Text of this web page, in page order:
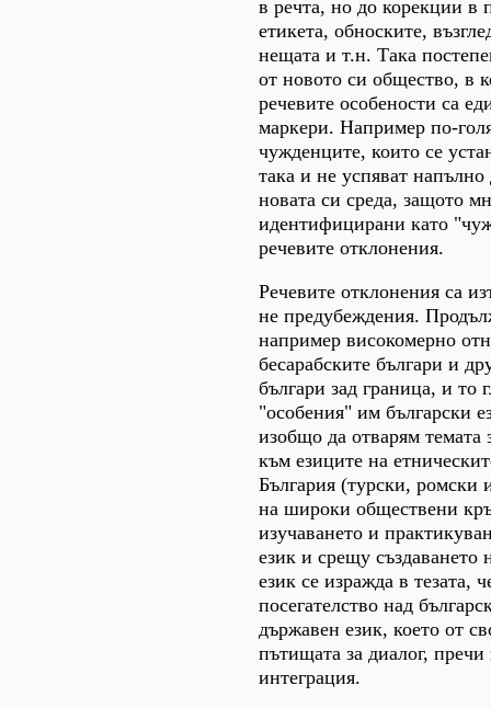
в речта, но до корекции в
етикета, обноските,
нещата и т.н. Така
от новото си общество, в
речевите особености са
маркери. Например по-
чужденците, които се
така и не успяват
новата си среда, защото
идентифицирани като
речевите отклонения.
Речевите отклонения са
не предубеждения.
например високомерно
бесарабските българи и
българи зад граница, и то
"особения" им български
изобщо да отварям темата
към езиците на
България (турски, ромски
на широки обществени
изучаването и
език и срещу създаването
език се изражда в тезата,
посегателство над
държавен език, което от
пътищата за диалог,
интеграция.